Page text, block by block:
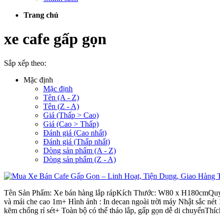
Trang chủ
xe cafe gấp gọn
Sắp xếp theo:
Mặc định
Mặc định
Tên (A - Z)
Tên (Z - A)
Giá (Thấp > Cao)
Giá (Cao > Thấp)
Đánh giá (Cao nhất)
Đánh giá (Thấp nhất)
Dòng sản phẩm (A - Z)
Dòng sản phẩm (Z - A)
Tên Sản Phẩm: Xe bán hàng lắp rápKích Thước: W80 x
và mái che cao 1m+ Hình ảnh : In decan ngoài trời máy Nhật sắc
kẽm chống rỉ sét+ Toàn bộ có thể tháo lắp, gấp gọn dễ di